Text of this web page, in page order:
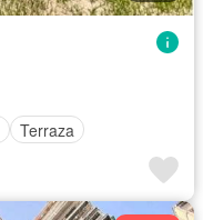
Terraza